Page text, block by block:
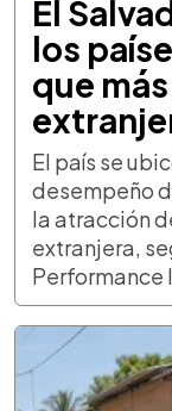
El
los
que
El país se
desempeño
la atracción
extranjera,
Performance